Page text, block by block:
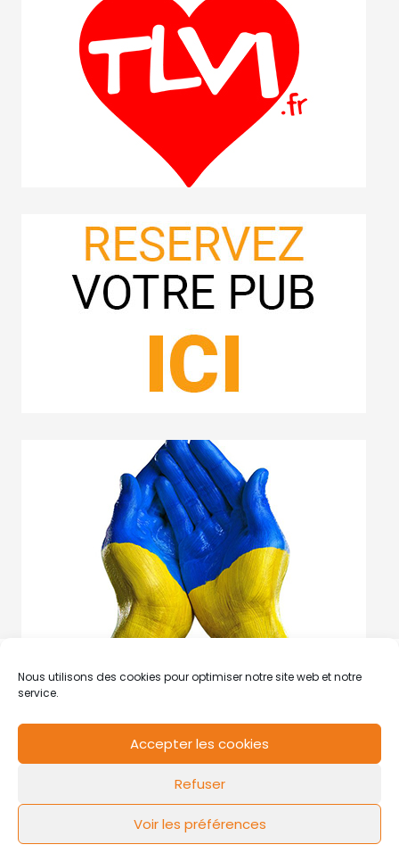
Nous utilisons des cookies pour optimiser notre site web et notre
service.
Accepter les cookies
Refuser
Voir les préférences
Mentions légales Politique de cookies
FLOW44